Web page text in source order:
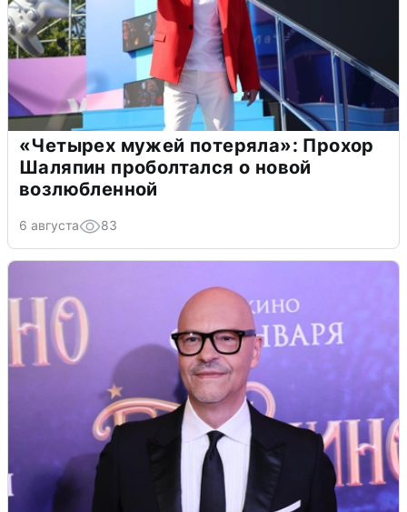
«Четырех мужей потеряла»: Прохор
Шаляпин проболтался о новой
возлюбленной
6 августа 83